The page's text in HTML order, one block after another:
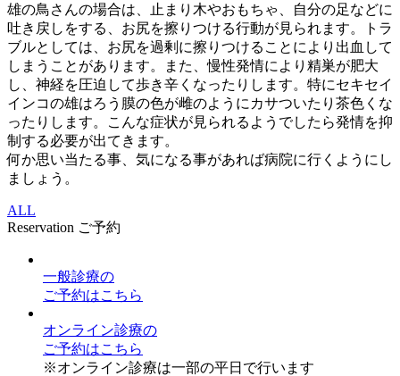
雄の鳥さんの場合は、止まり木やおもちゃ、自分の足などに
吐き戻しをする、お尻を擦りつける行動が見られます。トラ
ブルとしては、お尻を過剰に擦りつけることにより出血して
しまうことがあります。また、慢性発情により精巣が肥大
し、神経を圧迫して歩き辛くなったりします。特にセキセイ
インコの雄はろう膜の色が雌のようにカサついたり茶色くな
ったりします。こんな症状が見られるようでしたら発情を抑
制する必要が出てきます。
何か思い当たる事、気になる事があれば病院に行くようにし
ましょう。
ALL
Reservation ご予約
一般診療の
ご予約はこちら
オンライン診療の
ご予約はこちら
※オンライン診療は一部の平日で行います